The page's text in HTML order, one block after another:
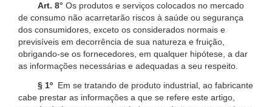
Art. 8° Os produtos e serviços colocados no mercado
de consumo não acarretarão riscos à saúde ou segurança
dos consumidores, exceto os considerados normais e
previsíveis em decorrência de sua natureza e fruição,
obrigando-se os fornecedores, em qualquer hipótese, a dar
as informações necessárias e adequadas a seu respeito.
§ 1º Em se tratando de produto industrial, ao fabricante
cabe prestar as informações a que se refere este artigo,